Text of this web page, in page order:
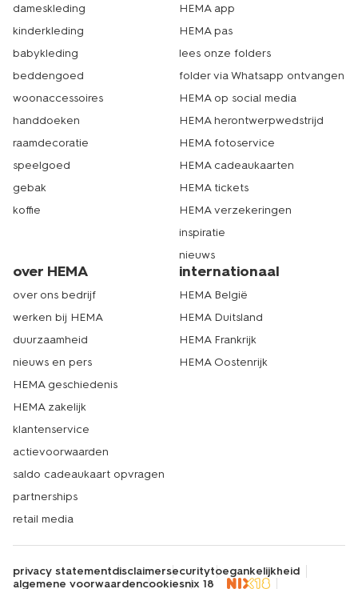
dameskleding
kinderkleding
babykleding
beddengoed
woonaccessoires
handdoeken
raamdecoratie
speelgoed
gebak
koffie
HEMA app
HEMA pas
lees onze folders
folder via Whatsapp ontvangen
HEMA op social media
HEMA herontwerpwedstrijd
HEMA fotoservice
HEMA cadeaukaarten
HEMA tickets
HEMA verzekeringen
inspiratie
nieuws
over HEMA
over ons bedrijf
werken bij HEMA
duurzaamheid
nieuws en pers
HEMA geschiedenis
HEMA zakelijk
klantenservice
actievoorwaarden
saldo cadeaukaart opvragen
partnerships
retail media
internationaal
HEMA België
HEMA Duitsland
HEMA Frankrijk
HEMA Oostenrijk
privacy statementdisclaimersecuritytoegankelijkheid
algemene voorwaardencookiesnix 18